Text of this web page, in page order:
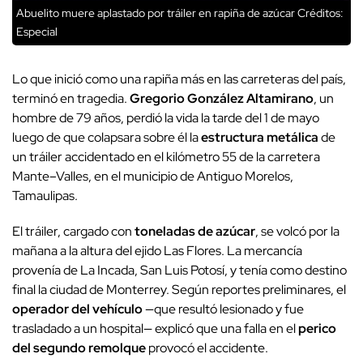
Abuelito muere aplastado por tráiler en rapiña de azúcarCréditos:
Especial
Lo que inició como una rapiña más en las carreteras del país,
terminó en tragedia.Gregorio González Altamirano, un
hombre de 79 años, perdió la vida la tarde del 1 de mayo
luego de que colapsara sobre él laestructura metálicade
un tráiler accidentado en el kilómetro 55 de la carretera
Mante–Valles, en el municipio de Antiguo Morelos,
Tamaulipas.
El tráiler, cargado contoneladas de azúcar, se volcó por la
mañana a la altura del ejido Las Flores. La mercancía
provenía de La Incada, San Luis Potosí, y tenía como destino
final la ciudad de Monterrey. Según reportes preliminares, el
operador del vehículo—que resultó lesionado y fue
trasladado a un hospital— explicó que una falla en elperico
del segundo remolqueprovocó el accidente.